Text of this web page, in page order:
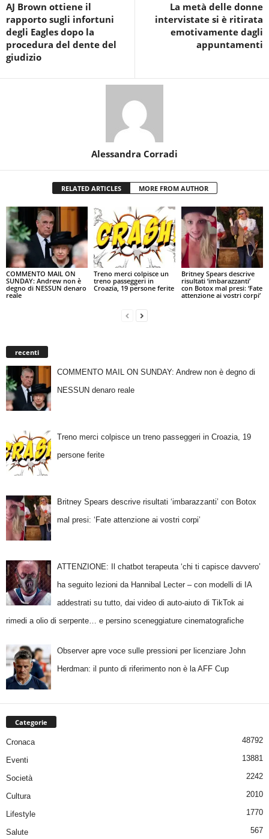
AJ Brown ottiene il
rapporto sugli infortuni
degli Eagles dopo la
procedura del dente del
giudizio
La metà delle donne
intervistate si è ritirata
emotivamente dagli
appuntamenti
Alessandra Corradi
RELATED ARTICLES MORE FROM AUTHOR
COMMENTO MAIL ON
SUNDAY: Andrew non è
degno di NESSUN denaro
reale
Treno merci colpisce un
treno passeggeri in
Croazia, 19 persone ferite
Britney Spears descrive
risultati ‘imbarazzanti’
con Botox mal presi: ‘Fate
attenzione ai vostri corpi’
recenti
COMMENTO MAIL ON SUNDAY: Andrew non è degno di
NESSUN denaro reale
Treno merci colpisce un treno passeggeri in Croazia, 19
persone ferite
Britney Spears descrive risultati ‘imbarazzanti’ con Botox
mal presi: ‘Fate attenzione ai vostri corpi’
ATTENZIONE: Il chatbot terapeuta ‘chi ti capisce davvero’
ha seguito lezioni da Hannibal Lecter – con modelli di IA
addestrati su tutto, dai video di auto-aiuto di TikTok ai
rimedi a olio di serpente… e persino sceneggiature cinematografiche
Observer apre voce sulle pressioni per licenziare John
Herdman: il punto di riferimento non è la AFF Cup
Categorie
Cronaca 48792
Eventi 13881
Società 2242
Cultura 2010
Lifestyle 1770
Salute 567